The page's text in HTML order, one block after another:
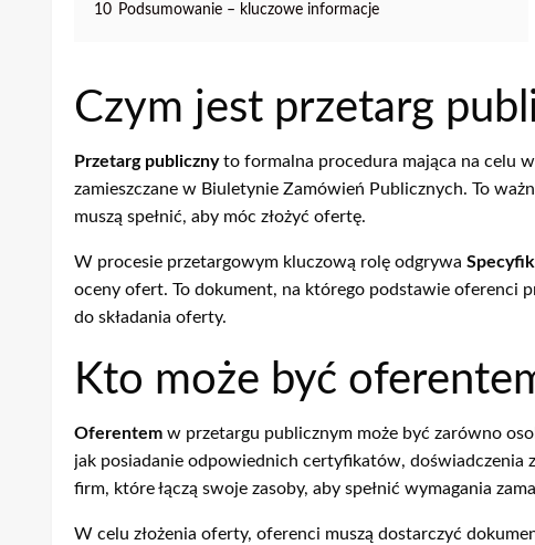
10 Podsumowanie – kluczowe informacje
Czym jest przetarg
Przetarg publicznyto formalna procedura mająca na celu
zamieszczane w Biuletynie Zamówień Publicznych. To
muszą spełnić, aby móc złożyć ofertę.
W procesie przetargowym kluczową rolę odgrywa
oceny ofert. To dokument, na którego podstawie oferenci
do składania oferty.
Kto może być
Oferentem w przetargu publicznym może być zarówno
jak posiadanie odpowiednich certyfikatów, doświadczenia
firm, które łączą swoje zasoby, aby spełnić wymagania
W celu złożenia oferty, oferenci muszą dostarczyć